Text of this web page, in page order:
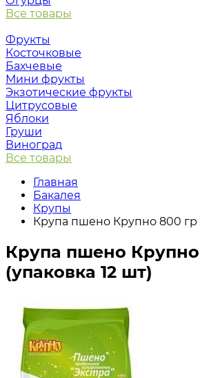
Все товары
Фрукты
Косточковые
Бахчевые
Мини фрукты
Экзотические фрукты
Цитрусовые
Яблоки
Груши
Виноград
Все товары
Главная
Бакалея
Крупы
Крупа пшено Крупно 800 гр
Крупа пшено Крупно
(упаковка 12 шт)